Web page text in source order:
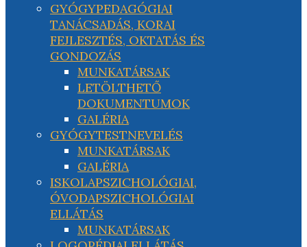
GYÓGYPEDAGÓGIAI
TANÁCSADÁS, KORAI
FEJLESZTÉS, OKTATÁS ÉS
GONDOZÁS
MUNKATÁRSAK
LETÖLTHETŐ
DOKUMENTUMOK
GALÉRIA
GYÓGYTESTNEVELÉS
MUNKATÁRSAK
GALÉRIA
ISKOLAPSZICHOLÓGIAI,
ÓVODAPSZICHOLÓGIAI
ELLÁTÁS
MUNKATÁRSAK